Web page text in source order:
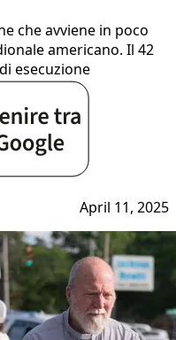
che avviene in poco
americano. Il 42
esecuzione
April 11, 2025